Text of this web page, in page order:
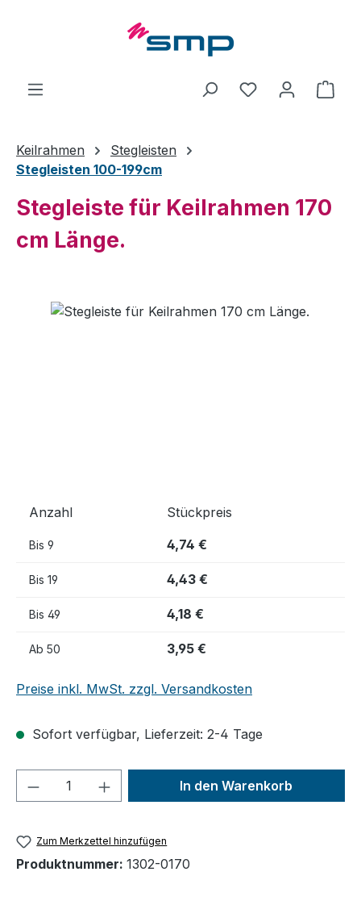
Zum Hauptinhalt springen
Keilrahmen
Stegleisten
Stegleisten 100-199cm
Stegleiste für Keilrahmen 170
cm Länge.
Bildergalerie überspringen
Anzahl Stückpreis
Bis 9 4,74 €
Bis 19 4,43 €
Bis 49 4,18 €
Ab 50 3,95 €
Preise inkl. MwSt. zzgl. Versandkosten
Sofort verfügbar, Lieferzeit: 2-4 Tage
Produkt Anzahl: Gib denIn den Warenkorb
Zum Merkzettel hinzufügen
Produktnummer: 1302-0170